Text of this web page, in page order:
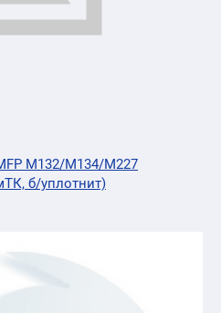
M132/M134/M227
б/уплотнит)